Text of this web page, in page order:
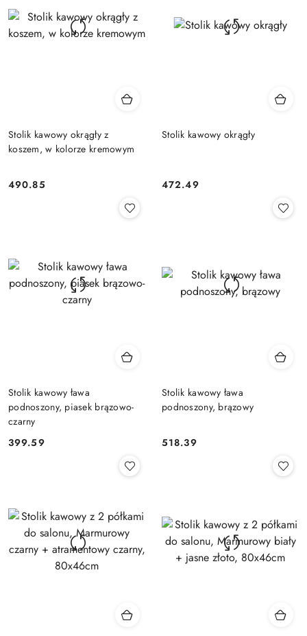
Stolik kawowy okrągły z
koszem, w kolorze kremowym
Cena:
490.85
Stolik kawowy okrągły
Cena:
472.49
Stolik kawowy ława
podnoszony, piasek brązowo-
czarny
Cena:
399.59
Stolik kawowy ława
podnoszony, brązowy
Cena:
518.39